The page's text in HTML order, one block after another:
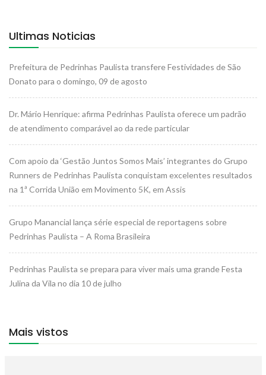
Ultimas Noticias
Prefeitura de Pedrinhas Paulista transfere Festividades de São
Donato para o domingo, 09 de agosto
Dr. Mário Henrique: afirma Pedrinhas Paulista oferece um padrão
de atendimento comparável ao da rede particular
Com apoio da ‘Gestão Juntos Somos Mais’ integrantes do Grupo
Runners de Pedrinhas Paulista conquistam excelentes resultados
na 1ª Corrida União em Movimento 5K, em Assis
Grupo Manancial lança série especial de reportagens sobre
Pedrinhas Paulista – A Roma Brasileira
Pedrinhas Paulista se prepara para viver mais uma grande Festa
Julina da Vila no dia 10 de julho
Mais vistos